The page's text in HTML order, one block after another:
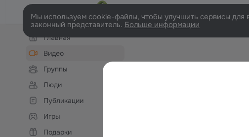
Мы используем cookie-файлы, чтобы улучшить сервисы для
законный представитель. Больше информации
Левая
колонкаГлавная
Видео
Группы
Люди
Публикации
Игры
Подарки